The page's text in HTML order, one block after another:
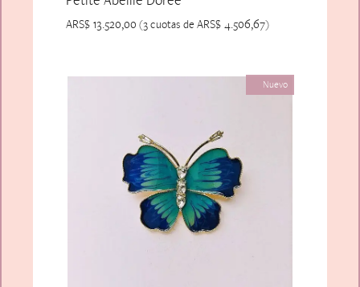
ARS$13.520,00 (3 cuotas de ARS$4.506,67)
Nuevo